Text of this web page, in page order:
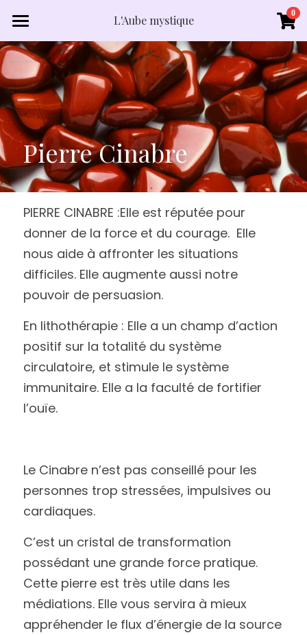
L'Aube mystique 0
Accueil
Boutique
Lexique minéraux
Qui suis je?
Contact
Pierre Cinabre
PIERRE CINABRE :Elle est réputée pour
donner de la force et du courage.  Elle
nous aide à affronter les situations
difficiles. Elle augmente aussi notre
pouvoir de persuasion.
En lithothérapie : Elle a un champ d’action
positif sur la totalité du système
circulatoire, et stimule le système
immunitaire. Elle a la faculté de fortifier
l’ouïe.
Le Cinabre n’est pas conseillé pour les
personnes trop stressées, impulsives ou
cardiaques.
C’est un cristal de transformation
possédant une grande force pratique.
Cette pierre est très utile dans les
médiations. Elle vous servira à mieux
appréhender le flux d’énergie de la source
×
LES CATÉGORIES DE LA BOUTIQUE
Toutes les catégories